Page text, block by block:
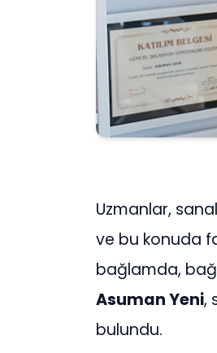
Uzmanlar,
ve bu konuda
bağlamda,
Asuman Yeni,
bulundu.